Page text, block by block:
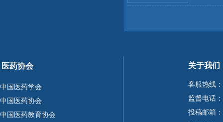
关于我们
客服热线：
监督电话
投稿邮箱：
中国医药学会
中国医药协会
中国医药教育协会
医药协会